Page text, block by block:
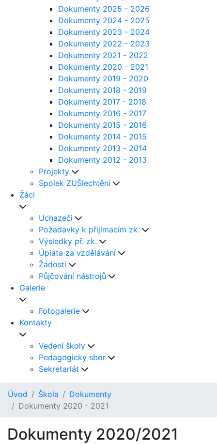
Dokumenty 2025 - 2026
Dokumenty 2024 - 2025
Dokumenty 2023 - 2024
Dokumenty 2022 - 2023
Dokumenty 2021 - 2022
Dokumenty 2020 - 2021
Dokumenty 2019 - 2020
Dokumenty 2018 - 2019
Dokumenty 2017 - 2018
Dokumenty 2016 - 2017
Dokumenty 2015 - 2016
Dokumenty 2014 - 2015
Dokumenty 2013 - 2014
Dokumenty 2012 - 2013
Projekty
Spolek ZUŠlechtění
Žáci
Uchazeči
Požadavky k přijímacím zk.
Výsledky př. zk.
Úplata za vzdělávání
Žádosti
Půjčování nástrojů
Galerie
Fotogalerie
Kontakty
Vedení školy
Pedagogický sbor
Sekretariát
Úvod Škola
Dokumenty
Dokumenty 2020 - 2021
Dokumenty 2020/2021